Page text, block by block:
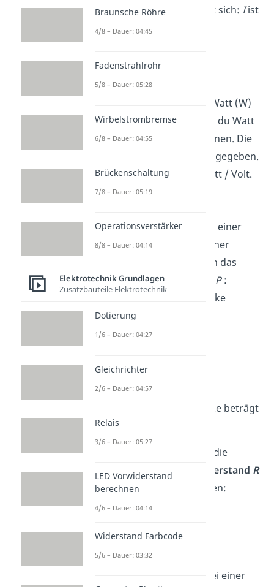
Spannung. Dadurch ergibt sich: Iist
gleichPdurch
Die Leistung P wird dir in Watt (W)
angegeben. Jedoch kannst du Watt
auch Voltampere (VA) nennen. Die
Spannung ist in Volt (V) angegeben.
Deshalb gilt: Ampere = Watt / Volt.
Wie stark ist der Strom bei einer
Leistung von
und einer
? Durch das
Einsetzen in die Formel
P:
kannst du die Stromstärke
berechnen:
Die elektrische Stromstärke beträgt
25 Ampere.
Alternativ kannst du auch die
Leistung P durch den Widerstand R
teilen und die Wurzel ziehen:
Beispiel:
Was ist die Stromstärke bei einer
Braunsche Röhre
4/8 – Dauer: 04:45
Fadenstrahlrohr
5/8 – Dauer: 05:28
Wirbelstrombremse
6/8 – Dauer: 04:55
Brückenschaltung
7/8 – Dauer: 05:19
Operationsverstärker
8/8 – Dauer: 04:14
Elektrotechnik Grundlagen
Zusatzbauteile Elektrotechnik
Dotierung
1/6 – Dauer: 04:27
Gleichrichter
2/6 – Dauer: 04:57
Relais
3/6 – Dauer: 05:27
LED Vorwiderstand
berechnen
4/6 – Dauer: 04:14
Widerstand Farbcode
5/6 – Dauer: 03:32